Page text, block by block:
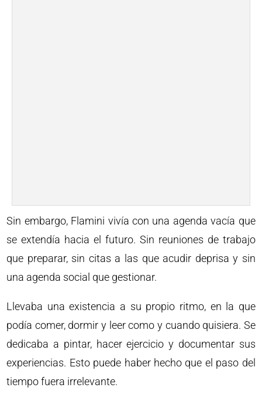
Sin embargo, Flamini vivía con una agenda vacía que
se extendía hacia el futuro. Sin reuniones de trabajo
que preparar, sin citas a las que acudir deprisa y sin
una agenda social que gestionar.
Llevaba una existencia a su propio ritmo, en la que
podía comer, dormir y leer como y cuando quisiera. Se
dedicaba a pintar, hacer ejercicio y documentar sus
experiencias. Esto puede haber hecho que el paso del
tiempo fuera irrelevante.